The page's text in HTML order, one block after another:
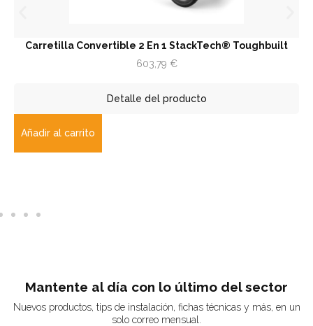
Carretilla Convertible 2 En 1 StackTech® Toughbuilt
603,79€
Detalle del producto
Añadir al carrito
Mantente al día con lo último del sector
Nuevos productos, tips de instalación, fichas técnicas y más, en un
solo correo mensual.